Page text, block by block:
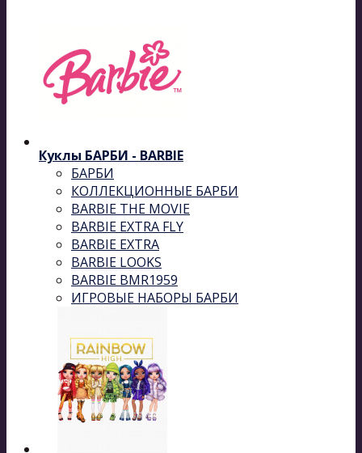
Куклы БАРБИ - BARBIE
БАРБИ
КОЛЛЕКЦИОННЫЕ БАРБИ
BARBIE THE MOVIE
BARBIE EXTRA FLY
BARBIE EXTRA
BARBIE LOOKS
BARBIE BMR1959
ИГРОВЫЕ НАБОРЫ БАРБИ